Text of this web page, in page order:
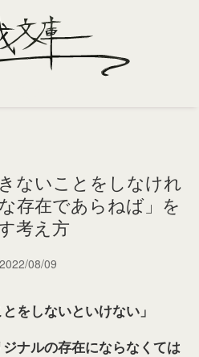
ないことをしなけれ
存在であらねば」を
考え方
2022/08/09
をしないといけない」
ジナルの存在にならなくては